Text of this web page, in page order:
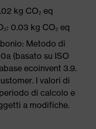
kg CO₂ eq
0.03 kg CO₂ eq
Metodo di
(basato su ISO
ecoinvent 3.9.
I valori di
di calcolo e
a modifiche.